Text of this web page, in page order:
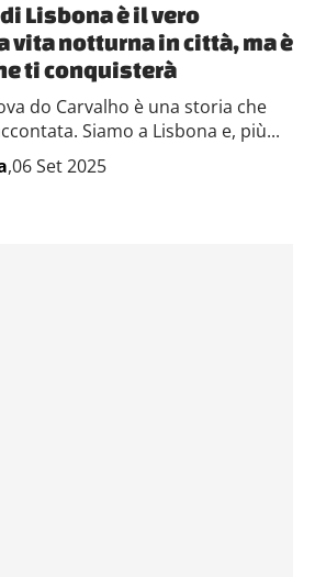
Lisbona è il vero
vita notturna in città, ma è
ti conquisterà
do Carvalho è una storia che
Siamo a Lisbona e, più...
,06 Set 2025